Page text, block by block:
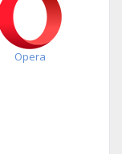
Opera